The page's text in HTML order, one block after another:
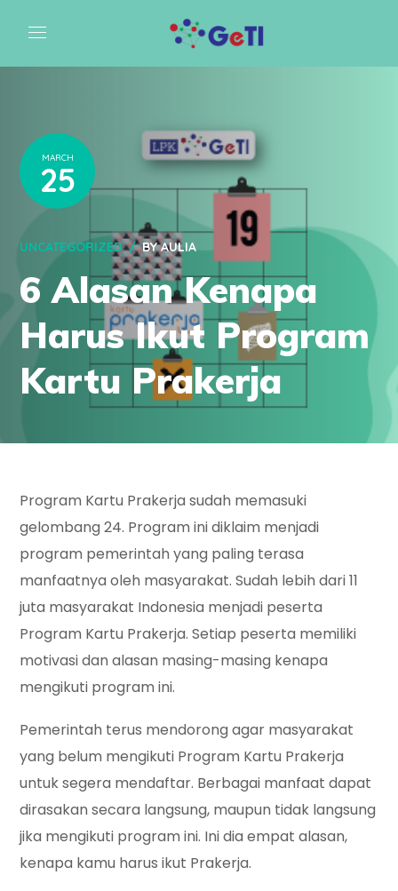
MARCH
25
UNCATEGORIZED BYAULIA
6 Alasan Kenapa
Harus Ikut Program
Kartu Prakerja
Program Kartu Prakerja sudah memasuki
gelombang 24. Program ini diklaim menjadi
program pemerintah yang paling terasa
manfaatnya oleh masyarakat. Sudah lebih dari 11
juta masyarakat Indonesia menjadi peserta
Program Kartu Prakerja. Setiap peserta memiliki
motivasi dan alasan masing-masing kenapa
mengikuti program ini.
Pemerintah terus mendorong agar masyarakat
yang belum mengikuti Program Kartu Prakerja
untuk segera mendaftar. Berbagai manfaat dapat
dirasakan secara langsung, maupun tidak langsung
jika mengikuti program ini. Ini dia empat alasan,
kenapa kamu harus ikut Prakerja.